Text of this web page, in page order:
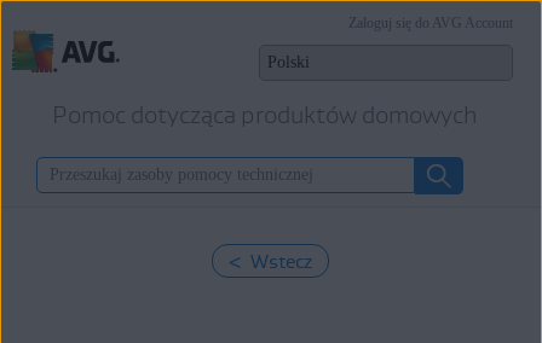
Pomoc dotycząca produktów domowych
Zaloguj się do AVG Account
< Wstecz